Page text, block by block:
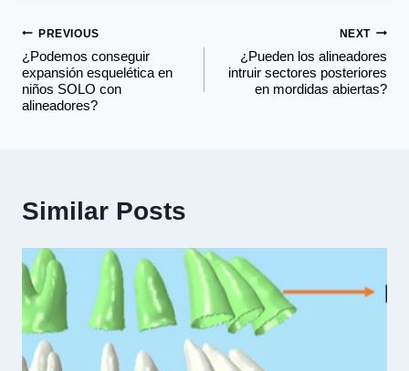
PREVIOUS
¿Podemos conseguir
expansión esquelética en
niños SOLO con
alineadores?
NEXT
¿Pueden los alineadores
intruir sectores posteriores
en mordidas abiertas?
Similar Posts